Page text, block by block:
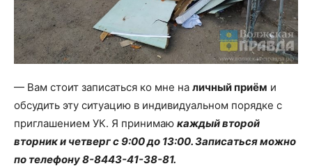
— Вам стоит записаться ко мне на личный приём и
обсудить эту ситуацию в индивидуальном порядке с
приглашением УК. Я принимаю каждый второй
вторник и четверг с 9:00 до 13:00. Записаться можно
по телефону 8-8443-41-38-81.